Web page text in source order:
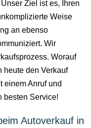
Ziel ist es, Ihren
Weise
an ebenso
Wir
Worauf
heute den Verkauf
einem Anruf und
besten Service!
Autoverkauf in